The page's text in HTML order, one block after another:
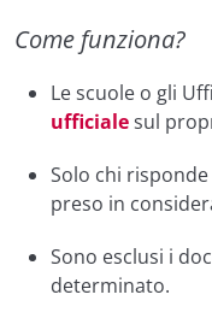
Come funziona?
Le scuole o gli
ufficialesul
Solo chi
preso in
Sono esclusi i
determinato.